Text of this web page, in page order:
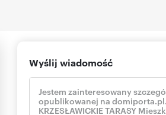
Wyślij wiadomość